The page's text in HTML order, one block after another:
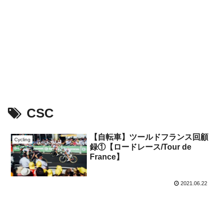
CSC
Cycling
【自転車】ツールドフランス回顧
録①【ロードレース/Tour de
France】
2021.06.22